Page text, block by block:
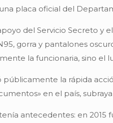
placa oficial del
del Servicio Secreto y
gorra y pantalones
la funcionaria, sino el
públicamente la rápida
en el país,
antecedentes: en